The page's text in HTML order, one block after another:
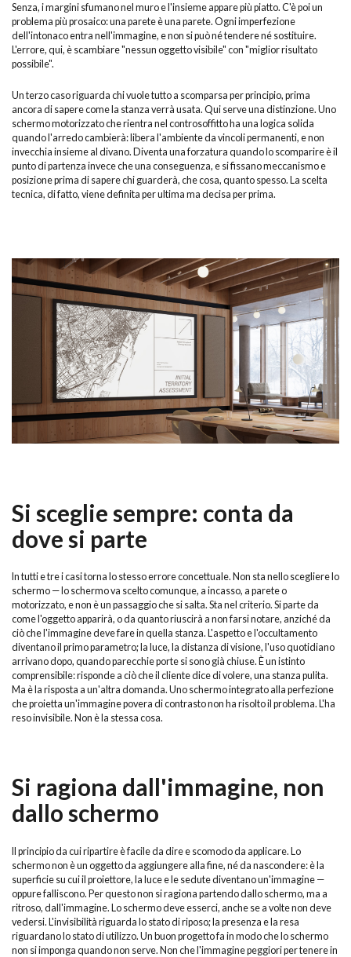
Senza, i margini sfumano nel muro e l'insieme appare più piatto. C'è poi un
problema più prosaico: una parete è una parete. Ogni imperfezione
dell'intonaco entra nell'immagine, e non si può né tendere né sostituire.
L'errore, qui, è scambiare "nessun oggetto visibile" con "miglior risultato
possibile".
Un terzo caso riguarda chi vuole tutto a scomparsa per principio, prima
ancora di sapere come la stanza verrà usata. Qui serve una distinzione. Uno
schermo motorizzato che rientra nel controsoffitto ha una logica solida
quando l'arredo cambierà: libera l'ambiente da vincoli permanenti, e non
invecchia insieme al divano. Diventa una forzatura quando lo scomparire è il
punto di partenza invece che una conseguenza, e si fissano meccanismo e
posizione prima di sapere chi guarderà, che cosa, quanto spesso. La scelta
tecnica, di fatto, viene definita per ultima ma decisa per prima.
Si sceglie sempre: conta da
dove si parte
In tutti e tre i casi torna lo stesso errore concettuale. Non sta nello scegliere lo
schermo — lo schermo va scelto comunque, a incasso, a parete o
motorizzato, e non è un passaggio che si salta. Sta nel criterio. Si parte da
come l'oggetto apparirà, o da quanto riuscirà a non farsi notare, anziché da
ciò che l'immagine deve fare in quella stanza. L'aspetto e l'occultamento
diventano il primo parametro; la luce, la distanza di visione, l'uso quotidiano
arrivano dopo, quando parecchie porte si sono già chiuse. È un istinto
comprensibile: risponde a ciò che il cliente dice di volere, una stanza pulita.
Ma è la risposta a un'altra domanda. Uno schermo integrato alla perfezione
che proietta un'immagine povera di contrasto non ha risolto il problema. L'ha
reso invisibile. Non è la stessa cosa.
Si ragiona dall'immagine, non
dallo schermo
Il principio da cui ripartire è facile da dire e scomodo da applicare. Lo
schermo non è un oggetto da aggiungere alla fine, né da nascondere: è la
superficie su cui il proiettore, la luce e le sedute diventano un'immagine —
oppure falliscono. Per questo non si ragiona partendo dallo schermo, ma a
ritroso, dall'immagine. Lo schermo deve esserci, anche se a volte non deve
vedersi. L'invisibilità riguarda lo stato di riposo; la presenza e la resa
riguardano lo stato di utilizzo. Un buon progetto fa in modo che lo schermo
non si imponga quando non serve. Non che l'immagine peggiori per tenere in